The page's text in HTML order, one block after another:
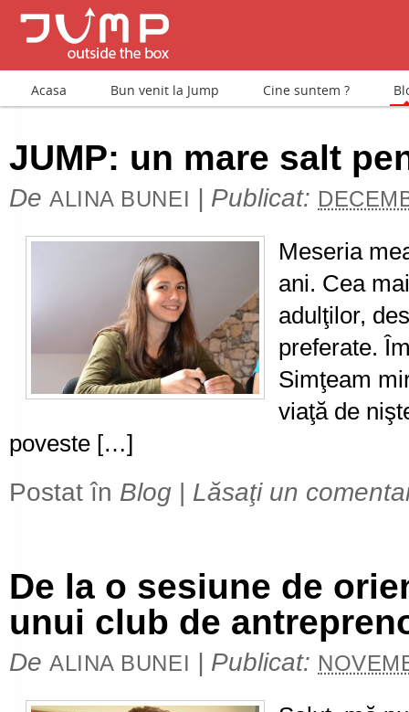
Acasa Bun venit la Jump Cine suntem ?
JUMP: un mare salt
De ALINA BUNEI | Publicat:
Meseria
ani. Cea
adulţilor,
preferate.
Simţeam
viaţă de
poveste […]
Postat în Blog | Lăsaţi un
De la o sesiune de
unui club de
De ALINA BUNEI | Publicat: